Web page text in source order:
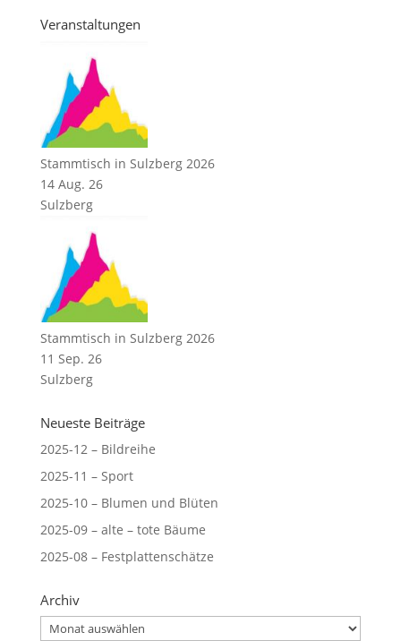
Veranstaltungen
Stammtisch in Sulzberg 2026
14 Aug. 26
Sulzberg
Stammtisch in Sulzberg 2026
11 Sep. 26
Sulzberg
Neueste Beiträge
2025-12 – Bildreihe
2025-11 – Sport
2025-10 – Blumen und Blüten
2025-09 – alte – tote Bäume
2025-08 – Festplattenschätze
Archiv
Archiv